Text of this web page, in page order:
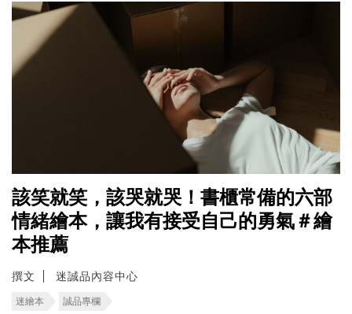
該笑就笑，該哭就哭！書櫃常備的六部
情緒繪本，讓我有接受自己的勇氣＃繪
本推薦
撰文 迷誠品內容中心
迷繪本 誠品專欄